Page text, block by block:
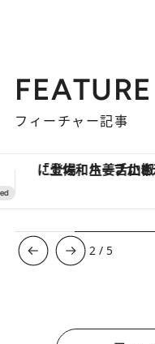
FEATURE
フィーチャー記事
3 / 5